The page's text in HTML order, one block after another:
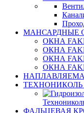
МАНСАРДНЫЕ
ОКНА
ОКНА
ОКНА
ОКНА
ФАЛЬЦЕВАЯ